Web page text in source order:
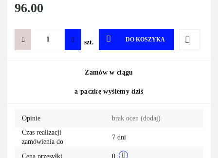
96.00
szt. DO KOSZYKA
Zamów w ciągu
a paczkę wyślemy dziś
Opinie brak ocen (dodaj)
Czas realizacji
zamówienia do
7 dni
Cena przesyłki 0